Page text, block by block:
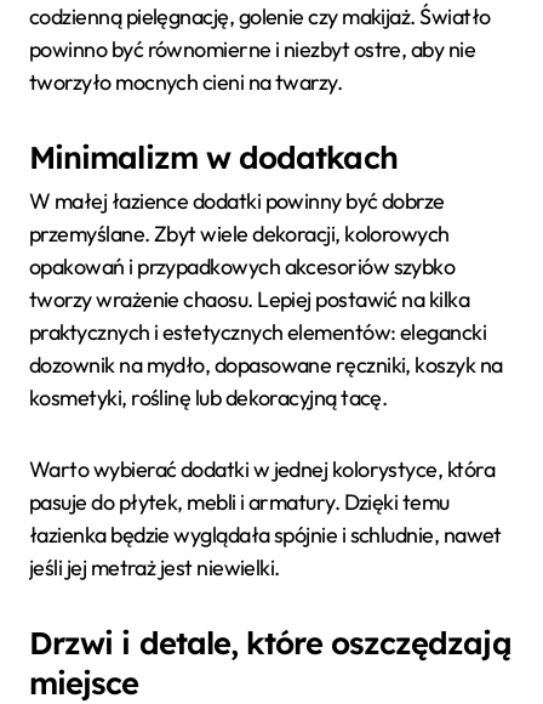
codzienną pielęgnację, golenie czy makijaż. Światło
powinno być równomierne i niezbyt ostre, aby nie
tworzyło mocnych cieni na twarzy.
Minimalizm w dodatkach
W małej łazience dodatki powinny być dobrze
przemyślane. Zbyt wiele dekoracji, kolorowych
opakowań i przypadkowych akcesoriów szybko
tworzy wrażenie chaosu. Lepiej postawić na kilka
praktycznych i estetycznych elementów: elegancki
dozownik na mydło, dopasowane ręczniki, koszyk na
kosmetyki, roślinę lub dekoracyjną tacę.
Warto wybierać dodatki w jednej kolorystyce, która
pasuje do płytek, mebli i armatury. Dzięki temu
łazienka będzie wyglądała spójnie i schludnie, nawet
jeśli jej metraż jest niewielki.
Drzwi i detale, które oszczędzają
miejsce